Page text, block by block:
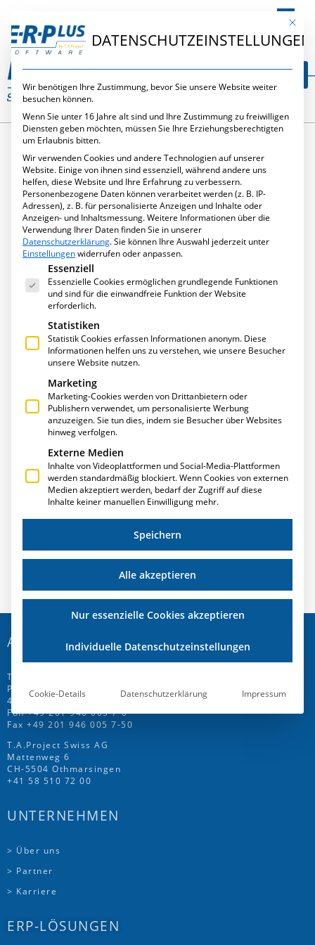
DE
SCHLAGWORT:
ANGEBOTE
METALLMARKT.NET AUSGABE 3/2021 –
SCHNELLER ZUGRIFF AUF INFORMATIONEN MIT
DER E·R·PLUS.CLOUD VON T.A.PROJECT
Metall-markt.net zeigt die Highlights der Metallsoftware
Süd: Die ERPlus.Cloud ist dabei!
Weiterlesen »
ADRESSE
T.A.Project GmbH
Prinz-Friedrich-Str. 28 C
45257 Essen
Fon+49 201 946 005 7-0
Fax +49 201 946 005 7-50
T.A.Project Swiss AG
Mattenweg 6
CH-5504 Othmarsingen
+41 58 510 72 00
UNTERNEHMEN
> Über uns
> Partner
> Karriere
ERP-LÖSUNGEN
Mit
DATENSCHUTZEINSTELLUNGEN
Wir benötigen Ihre Zustimmung, bevor Sie unsere Website weiter
besuchen können.
Wenn Sie unter 16 Jahre alt sind und Ihre Zustimmung zu freiwilligen
Diensten geben möchten, müssen Sie Ihre Erziehungsberechtigten
um Erlaubnis bitten.
Wir verwenden Cookies und andere Technologien auf unserer
Website. Einige von ihnen sind essenziell, während andere uns
helfen, diese Website und Ihre Erfahrung zu verbessern.
Personenbezogene Daten können verarbeitet werden (z. B. IP-
Adressen), z. B. für personalisierte Anzeigen und Inhalte oder
Anzeigen- und Inhaltsmessung.Weitere Informationen über die
Verwendung Ihrer Daten finden Sie in unserer
Datenschutzerklärung.Sie können Ihre Auswahl jederzeit unter
Einstellungenwiderrufen oder anpassen.
Es folgt eine Liste der Service-Gruppen, für die eine
Essenziell
Essenzielle Cookies ermöglichen grundlegende Funktionen
und sind für die einwandfreie Funktion der Website
erforderlich.
Statistiken
Statistik Cookies erfassen Informationen anonym. Diese
Informationen helfen uns zu verstehen, wie unsere Besucher
unsere Website nutzen.
Marketing
Marketing-Cookies werden von Drittanbietern oder
Publishern verwendet, um personalisierte Werbung
anzuzeigen. Sie tun dies, indem sie Besucher über Websites
hinweg verfolgen.
Externe Medien
Inhalte von Videoplattformen und Social-Media-Plattformen
werden standardmäßig blockiert. Wenn Cookies von externen
Medien akzeptiert werden, bedarf der Zugriff auf diese
Inhalte keiner manuellen Einwilligung mehr.
Speichern
Alle akzeptieren
Nur essenzielle Cookies akzeptieren
Individuelle Datenschutzeinstellungen
Cookie-Details Datenschutzerklärung Impressum